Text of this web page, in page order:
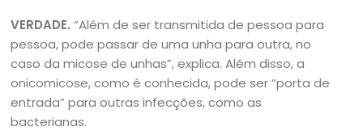
VERDADE.“Além de ser transmitida de pessoa para
pessoa, pode passar de uma unha para outra, no
caso da micose de unhas”, explica. Além disso, a
onicomicose, como é conhecida, pode ser “porta de
entrada” para outras infecções, como as
bacterianas.